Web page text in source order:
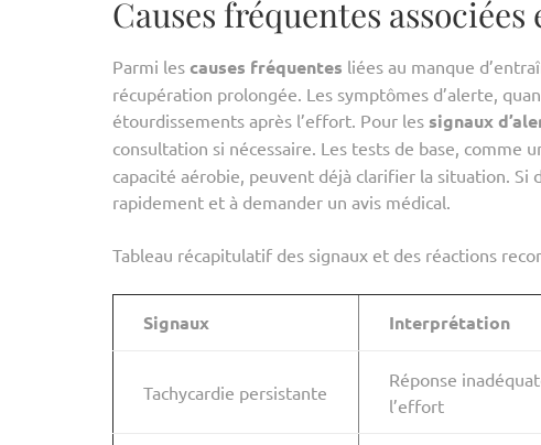
Causes fréquentes associées
Parmi les causes fréquentes liées au manque
récupération prolongée. Les symptômes d’alerte,
étourdissements après l’effort. Pour les signaux
consultation si nécessaire. Les tests de base, comme
capacité aérobie, peuvent déjà clarifier la situation. Si
rapidement et à demander un avis médical.
Tableau récapitulatif des signaux et des réactions
Signaux Interprétation
Tachycardie persistante
Réponse
l’effort